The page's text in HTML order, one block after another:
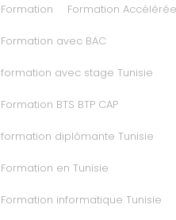
Formation Formation
Formation avec BAC
formation avec stage Tunisie
Formation BTS BTP CAP
formation diplômante Tunisie
Formation en Tunisie
Formation informatique Tunisie